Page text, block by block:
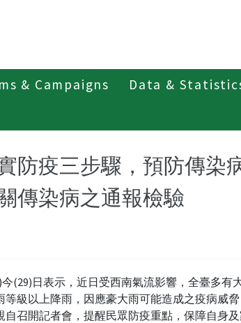
& Campaigns
Data &
防疫三步驟，預防傳染
傳染病之通報檢驗
(29)日表示，近日受西南氣流影響，全臺多有
等級以上降雨，因應豪大雨可能造成之疫病威
自召開記者會，提醒民眾防疫重點，保障自身